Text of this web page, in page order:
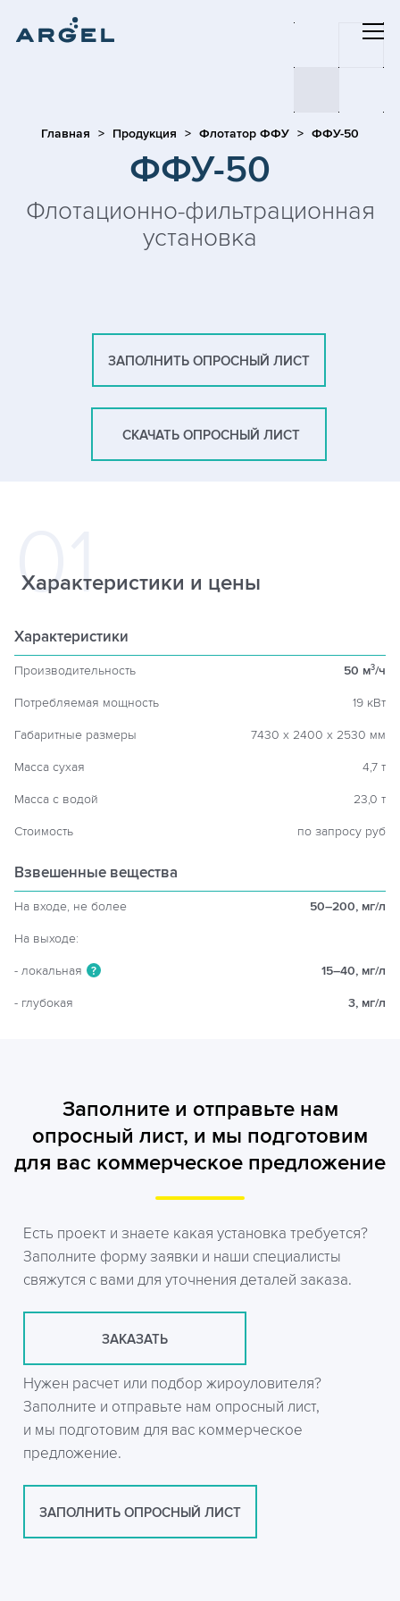
Главная Продукция Флотатор ФФУ ФФУ-50
ФФУ-50
Флотационно-фильтрационная
установка
ЗАПОЛНИТЬ ОПРОСНЫЙ ЛИСТ
СКАЧАТЬ ОПРОСНЫЙ ЛИСТ
Характеристики и цены
Характеристики
Производительность 50 м3/ч
Потребляемая мощность 19 кВт
Габаритные размеры 7430 х 2400 х 2530 мм
Масса сухая 4,7 т
Масса с водой 23,0 т
Стоимость по запросу руб
Взвешенные вещества
На входе, не более 50–200, мг/л
На выходе:
- локальная ? 15–40, мг/л
- глубокая 3, мг/л
Заполните и отправьте нам
опросный лист, и мы подготовим
для вас коммерческое предложение
Есть проект и знаете какая установка требуется?
Заполните форму заявки и наши специалисты
свяжутся с вами для уточнения деталей заказа.
ЗАКАЗАТЬ
Нужен расчет или подбор жироуловителя?
Заполните и отправьте нам опросный лист,
и мы подготовим для вас коммерческое
предложение.
ЗАПОЛНИТЬ ОПРОСНЫЙ ЛИСТ